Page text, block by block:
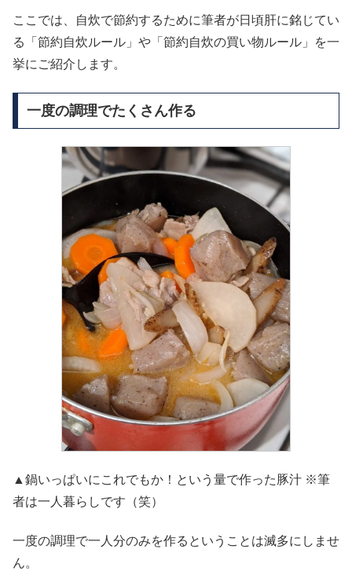
ここでは、自炊で節約するために筆者が日頃肝に銘じてい
る「節約自炊ルール」や「節約自炊の買い物ルール」を一
挙にご紹介します。
一度の調理でたくさん作る
▲鍋いっぱいにこれでもか！という量で作った豚汁 ※筆
者は一人暮らしです（笑）
一度の調理で一人分のみを作るということは滅多にしませ
ん。